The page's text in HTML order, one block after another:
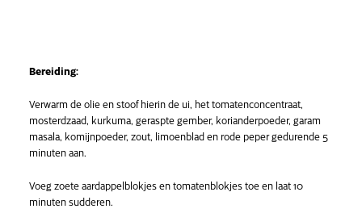
Bereiding:
Verwarm de olie en stoof hierin de ui, het tomatenconcentraat,
mosterdzaad, kurkuma, geraspte gember, korianderpoeder, garam
masala, komijnpoeder, zout, limoenblad en rode peper gedurende 5
minuten aan.
Voeg zoete aardappelblokjes en tomatenblokjes toe en laat 10
minuten sudderen.